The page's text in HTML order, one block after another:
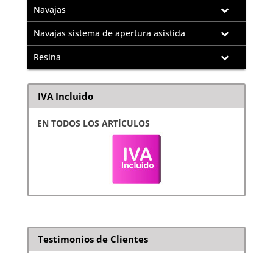
Navajas
Navajas sistema de apertura asistida
Resina
IVA Incluido
EN TODOS LOS ARTÍCULOS
Testimonios de Clientes